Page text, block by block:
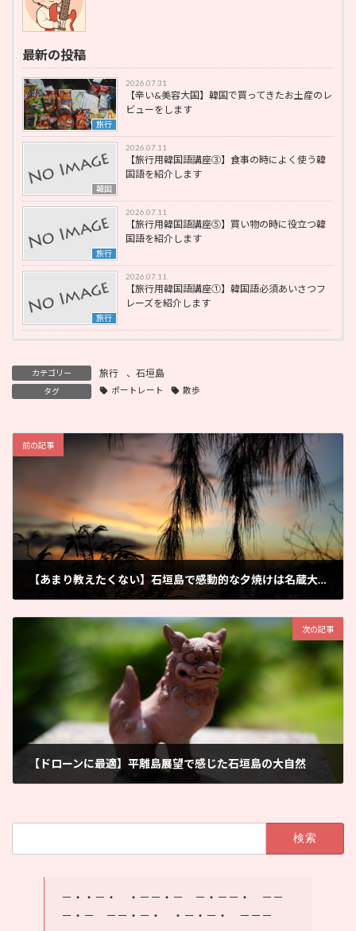
最新の投稿
旅行
2026.07.31
【辛い&美容大国】韓国で買ってきたお土産のレ
ビューをします
韓国
2026.07.11
【旅行用韓国語講座③】食事の時によく使う韓
国語を紹介します
旅行
2026.07.11
【旅行用韓国語講座⑤】買い物の時に役立つ韓
国語を紹介します
旅行
2026.07.11
【旅行用韓国語講座①】韓国語必須あいさつフ
レーズを紹介します
カテゴリー 旅行 、 石垣島
タグ ポートレート 散歩
前の記事
【あまり教えたくない】石垣島で感動的な夕焼けは名蔵大橋がおすすめ
次の記事
【ドローンに最適】平離島展望で感じた石垣島の大自然
－・・－・ ・－－・－ －・－－・ －－
－・－ －－・－・ ・－・－・ －－－